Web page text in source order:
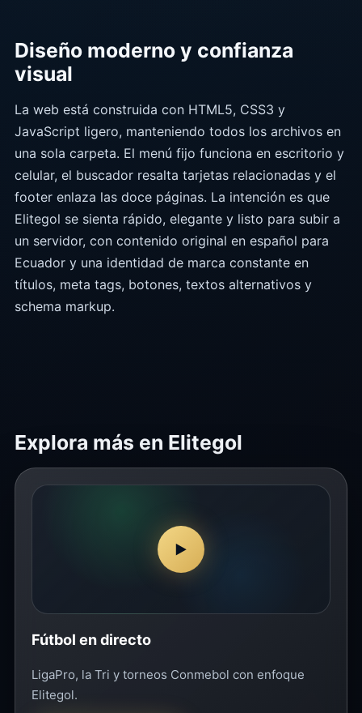
Diseño moderno y confianza
visual
La web está construida con HTML5, CSS3 y
JavaScript ligero, manteniendo todos los archivos en
una sola carpeta. El menú fijo funciona en escritorio y
celular, el buscador resalta tarjetas relacionadas y el
footer enlaza las doce páginas. La intención es que
Elitegol se sienta rápido, elegante y listo para subir a
un servidor, con contenido original en español para
Ecuador y una identidad de marca constante en
títulos, meta tags, botones, textos alternativos y
schema markup.
Explora más en Elitegol
▶
Fútbol en directo
LigaPro, la Tri y torneos Conmebol con enfoque
Elitegol.